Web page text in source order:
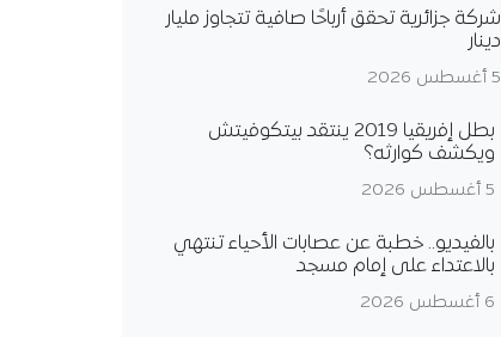
شركة جزائرية تحقق أرباحًا صافية تتجاوز مليار
دينار
5 أغسطس 2026
بطل إفريقيا 2019 ينتقد بيتكوفيتش
ويكشف كوارثه؟
5 أغسطس 2026
بالفيديو.. خطبة عن عصابات الأحياء تنتهي
بالاعتداء على إمام مسجد
6 أغسطس 2026